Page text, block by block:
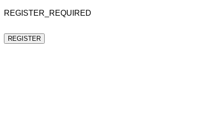
REGISTER_REQUIRED
REGISTER